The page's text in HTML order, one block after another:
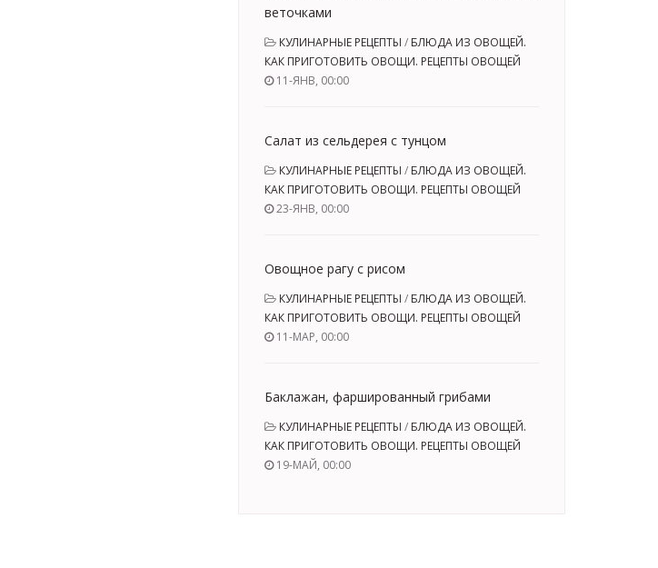
веточками
КУЛИНАРНЫЕ РЕЦЕПТЫ / БЛЮДА ИЗ ОВОЩЕЙ.
КАК ПРИГОТОВИТЬ ОВОЩИ. РЕЦЕПТЫ ОВОЩЕЙ
11-ЯНВ, 00:00
Салат из сельдерея с тунцом
КУЛИНАРНЫЕ РЕЦЕПТЫ / БЛЮДА ИЗ ОВОЩЕЙ.
КАК ПРИГОТОВИТЬ ОВОЩИ. РЕЦЕПТЫ ОВОЩЕЙ
23-ЯНВ, 00:00
Овощное рагу с рисом
КУЛИНАРНЫЕ РЕЦЕПТЫ / БЛЮДА ИЗ ОВОЩЕЙ.
КАК ПРИГОТОВИТЬ ОВОЩИ. РЕЦЕПТЫ ОВОЩЕЙ
11-МАР, 00:00
Баклажан, фаршированный грибами
КУЛИНАРНЫЕ РЕЦЕПТЫ / БЛЮДА ИЗ ОВОЩЕЙ.
КАК ПРИГОТОВИТЬ ОВОЩИ. РЕЦЕПТЫ ОВОЩЕЙ
19-МАЙ, 00:00